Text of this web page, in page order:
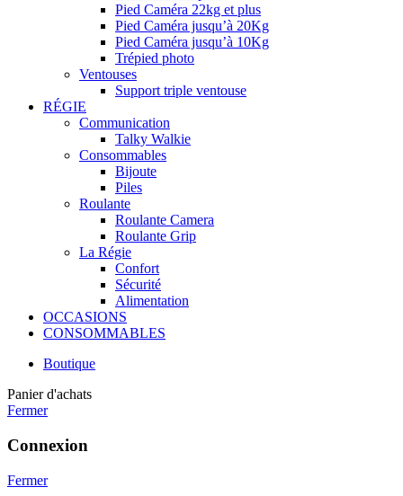
Pied Caméra 22kg et plus
Pied Caméra jusqu’à 20Kg
Pied Caméra jusqu’à 10Kg
Trépied photo
Ventouses
Support triple ventouse
RÉGIE
Communication
Talky Walkie
Consommables
Bijoute
Piles
Roulante
Roulante Camera
Roulante Grip
La Régie
Confort
Sécurité
Alimentation
OCCASIONS
CONSOMMABLES
Boutique
Panier d'achats
Fermer
Connexion
Fermer